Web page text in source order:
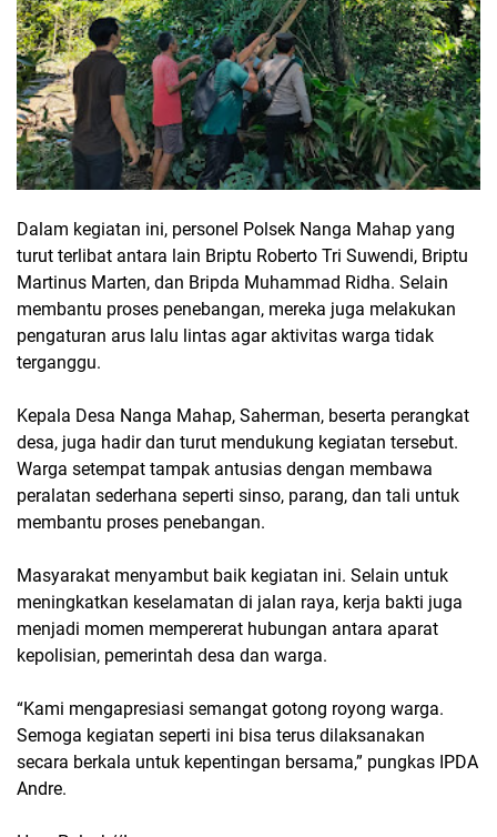
Dalam kegiatan ini, personel Polsek Nanga Mahap yang
turut terlibat antara lain Briptu Roberto Tri Suwendi, Briptu
Martinus Marten, dan Bripda Muhammad Ridha. Selain
membantu proses penebangan, mereka juga melakukan
pengaturan arus lalu lintas agar aktivitas warga tidak
terganggu.
Kepala Desa Nanga Mahap, Saherman, beserta perangkat
desa, juga hadir dan turut mendukung kegiatan tersebut.
Warga setempat tampak antusias dengan membawa
peralatan sederhana seperti sinso, parang, dan tali untuk
membantu proses penebangan.
Masyarakat menyambut baik kegiatan ini. Selain untuk
meningkatkan keselamatan di jalan raya, kerja bakti juga
menjadi momen mempererat hubungan antara aparat
kepolisian, pemerintah desa dan warga.
“Kami mengapresiasi semangat gotong royong warga.
Semoga kegiatan seperti ini bisa terus dilaksanakan
secara berkala untuk kepentingan bersama,” pungkas IPDA
Andre.